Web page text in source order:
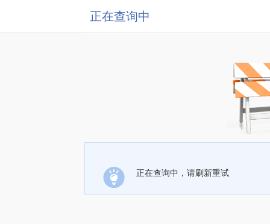
正在查询中
正在查询中，请刷新重试